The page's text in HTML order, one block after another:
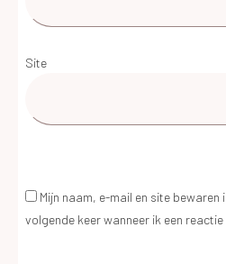
Site
Mijn naam, e-mail en site
volgende keer wanneer ik een reactie